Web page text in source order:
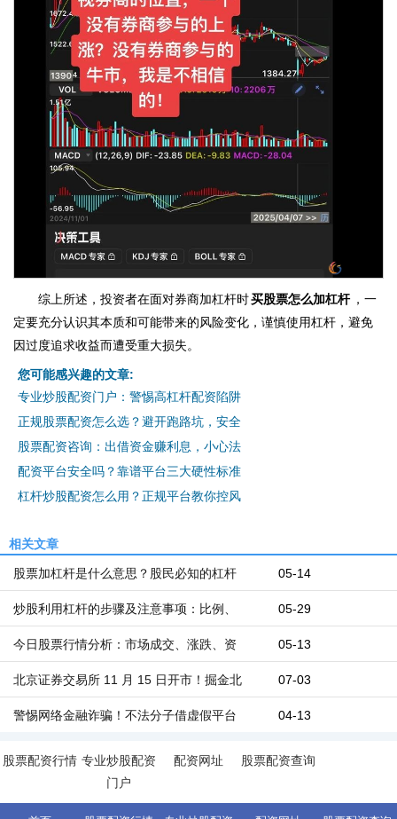
综上所述，投资者在面对券商加杠杆时买股票怎么加杠杆 ，一
定要充分认识其本质和可能带来的风险变化，谨慎使用杠杆，避免
因过度追求收益而遭受重大损失。
您可能感兴趣的文章:
专业炒股配资门户：警惕高杠杆配资陷阱
正规股票配资怎么选？避开跑路坑，安全
股票配资咨询：出借资金赚利息，小心法
配资平台安全吗？靠谱平台三大硬性标准
杠杆炒股配资怎么用？正规平台教你控风
相关文章
05-14
股票加杠杆是什么意思？股民必知的杠杆
05-29
炒股利用杠杆的步骤及注意事项：比例、
05-13
今日股票行情分析：市场成交、涨跌、资
07-03
北京证券交易所 11 月 15 日开市！掘金北
04-13
警惕网络金融诈骗！不法分子借虚假平台
股票配资行情 专业炒股配资
门户
配资网址 股票配资查询